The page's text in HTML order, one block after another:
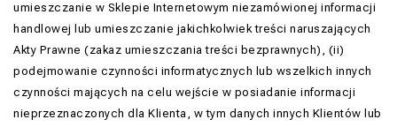
umieszczanie w Sklepie Internetowym niezamówionej informacji
handlowej lub umieszczanie jakichkolwiek treści naruszających
Akty Prawne (zakaz umieszczania treści bezprawnych), (ii)
podejmowanie czynności informatycznych lub wszelkich innych
czynności mających na celu wejście w posiadanie informacji
nieprzeznaczonych dla Klienta, w tym danych innych Klientów lub